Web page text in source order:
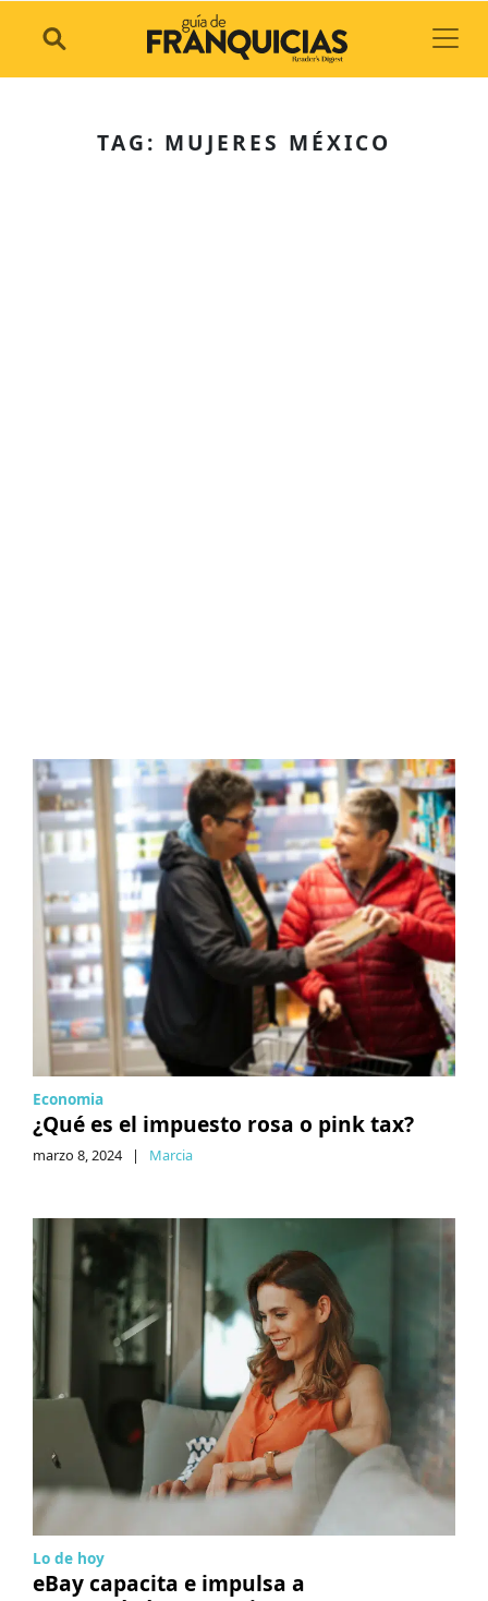
TAG: MUJERES MÉXICO
Economia
¿Qué es el impuesto rosa o pink tax?
marzo 8, 2024 | Marcia
Lo de hoy
eBay capacita e impulsa a